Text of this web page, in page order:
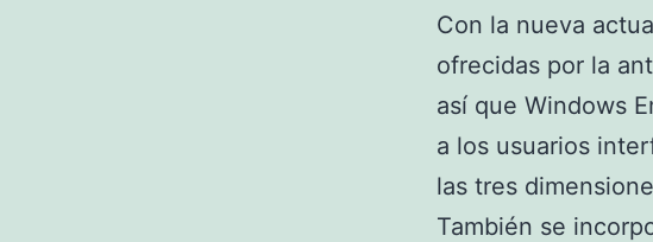
Con la nueva
ofrecidas por la
así que Windows
a los usuarios
las tres
También se